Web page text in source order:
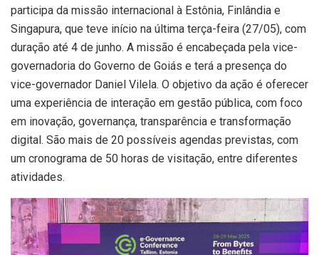
participa da missão internacional à Estônia, Finlândia e
Singapura, que teve início na última terça-feira (27/05), com
duração até 4 de junho. A missão é encabeçada pela vice-
governadoria do Governo de Goiás e terá a presença do
vice-governador Daniel Vilela. O objetivo da ação é oferecer
uma experiência de interação em gestão pública, com foco
em inovação, governança, transparência e transformação
digital. São mais de 20 possíveis agendas previstas, com
um cronograma de 50 horas de visitação, entre diferentes
atividades.